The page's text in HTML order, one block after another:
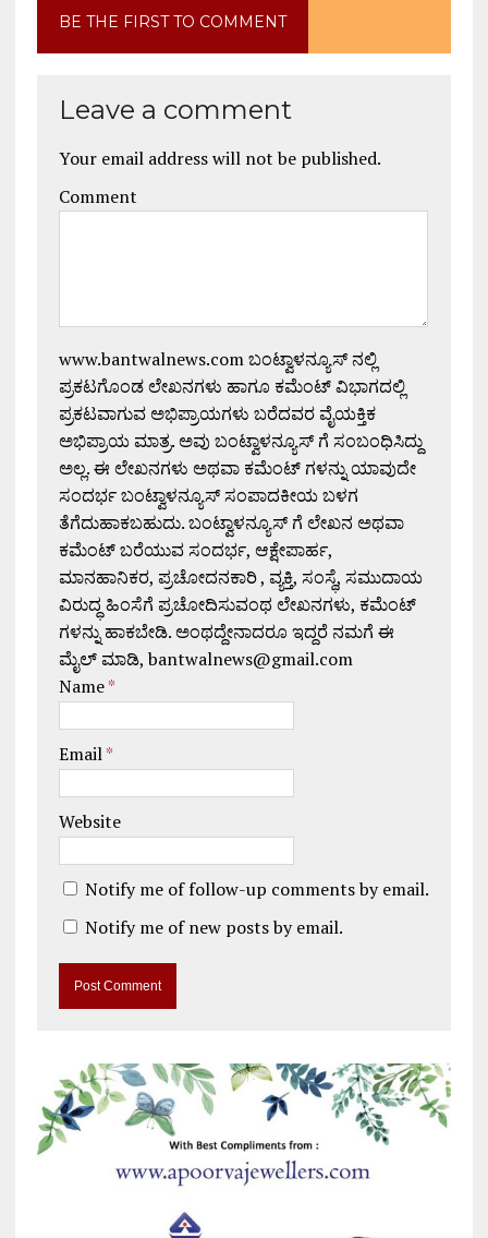
BE THE FIRST TO COMMENT
Leave a comment
Your email address will not be published.
Comment
www.bantwalnews.com ಬಂಟ್ವಾಳನ್ಯೂಸ್ ನಲ್ಲಿ
ಪ್ರಕಟಗೊಂಡ ಲೇಖನಗಳು ಹಾಗೂ ಕಮೆಂಟ್ ವಿಭಾಗದಲ್ಲಿ
ಪ್ರಕಟವಾಗುವ ಅಭಿಪ್ರಾಯಗಳು ಬರೆದವರ ವೈಯಕ್ತಿಕ
ಅಭಿಪ್ರಾಯ ಮಾತ್ರ. ಅವು ಬಂಟ್ವಾಳನ್ಯೂಸ್ ಗೆ ಸಂಬಂಧಿಸಿದ್ದು
ಅಲ್ಲ. ಈ ಲೇಖನಗಳು ಅಥವಾ ಕಮೆಂಟ್ ಗಳನ್ನು ಯಾವುದೇ
ಸಂದರ್ಭ ಬಂಟ್ವಾಳನ್ಯೂಸ್ ಸಂಪಾದಕೀಯ ಬಳಗ
ತೆಗೆದುಹಾಕಬಹುದು. ಬಂಟ್ವಾಳನ್ಯೂಸ್ ಗೆ ಲೇಖನ ಅಥವಾ
ಕಮೆಂಟ್ ಬರೆಯುವ ಸಂದರ್ಭ, ಆಕ್ಷೇಪಾರ್ಹ,
ಮಾನಹಾನಿಕರ, ಪ್ರಚೋದನಕಾರಿ , ವ್ಯಕ್ತಿ, ಸಂಸ್ಥೆ, ಸಮುದಾಯ
ವಿರುದ್ಧ ಹಿಂಸೆಗೆ ಪ್ರಚೋದಿಸುವಂಥ ಲೇಖನಗಳು, ಕಮೆಂಟ್
ಗಳನ್ನು ಹಾಕಬೇಡಿ. ಅಂಥದ್ದೇನಾದರೂ ಇದ್ದರೆ ನಮಗೆ ಈ
ಮೈಲ್ ಮಾಡಿ, bantwalnews@gmail.com
Name*
Email*
Website
Notify me of follow-up comments by email.
Notify me of new posts by email.
t
e
r